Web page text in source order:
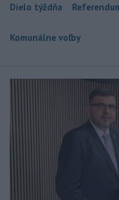
Dielo týždňa
Komunálne voľby